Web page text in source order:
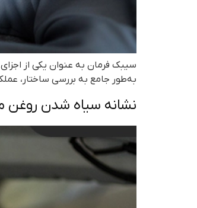
سیبک فرمان به عنوان یکی از
به‌طور جامع به بررسی ساختار،
نشانه سیاه شدن روغن